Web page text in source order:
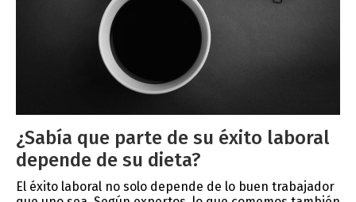
¿Sabía que parte de su éxito laboral
depende de su dieta?
El éxito laboral no solo depende de lo buen trabajador